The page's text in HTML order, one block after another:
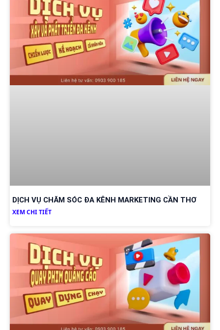
DỊCH VỤ CHĂM SÓC ĐA KÊNH MARKETING CẦN THƠ
XEM CHI TIẾT